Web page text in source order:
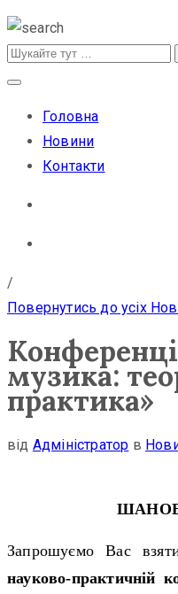
Головна
Новини
Контакти
/
Повернутись до усіх
музика:
практика»
від Адміністратор в
Запрошуємо Вас
науково-практичній